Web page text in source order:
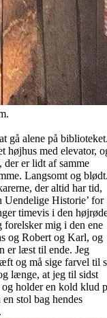
gå alene på
højhus med elevator,
der er lidt af samme
Langsomt og
der altid har tid,
Uendelige Historie’ for
timevis i den
forelsker mig i den ene
og Robert og Karl, og
er læst til ende. Jeg
og må sige farvel til
længe, at jeg til sidst
holder en kold klud
stol bag hendes